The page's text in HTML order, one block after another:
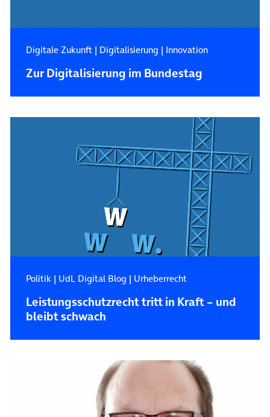
Digitale Zukunft| Digitalisierung | Innovation
Zur Digitalisierung im Bundestag
Politik| UdL Digital Blog | Urheberrecht
Leistungsschutzrecht tritt in Kraft – und
bleibt schwach